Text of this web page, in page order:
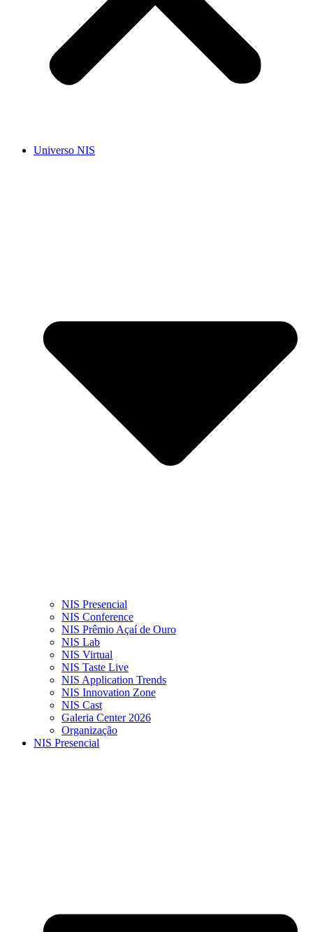
Universo NIS
NIS Presencial
NIS Conference
NIS Prêmio Açaí de Ouro
NIS Lab
NIS Virtual
NIS Taste Live
NIS Application Trends
NIS Innovation Zone
NIS Cast
Galeria Center 2026
Organização
NIS Presencial